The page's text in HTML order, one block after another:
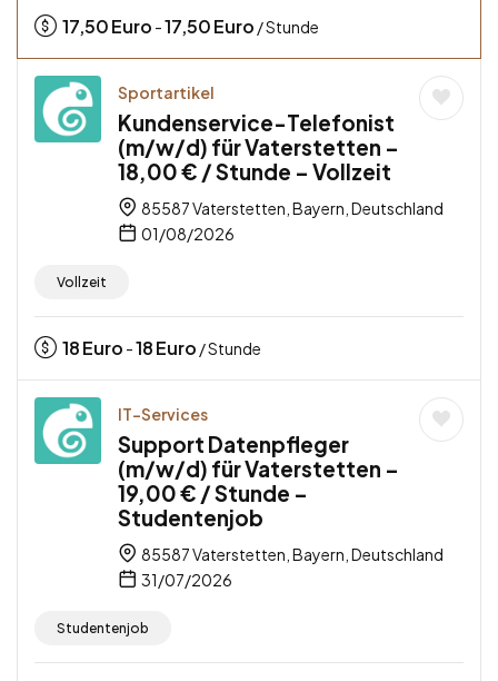
17,50Euro -17,50Euro / Stunde
Sportartikel
Kundenservice-Telefonist
(m/w/d) für Vaterstetten –
18,00 € / Stunde – Vollzeit
85587 Vaterstetten, Bayern, Deutschland
01/08/2026
Vollzeit
18Euro -18Euro / Stunde
IT-Services
Support Datenpfleger
(m/w/d) für Vaterstetten –
19,00 € / Stunde –
Studentenjob
85587 Vaterstetten, Bayern, Deutschland
31/07/2026
Studentenjob